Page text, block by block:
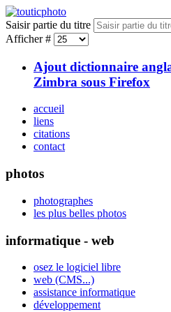
Saisir partie du titre
Afficher #
Ajout dictionnaire
Zimbra sous Firefox
accueil
liens
citations
contact
photos
photographes
les plus belles photos
informatique - web
osez le logiciel libre
web (CMS...)
assistance informatique
développement